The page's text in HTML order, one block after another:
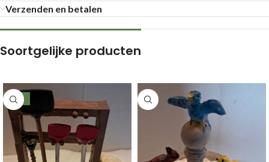
Verzenden en betalen
Soortgelijke producten
-44%